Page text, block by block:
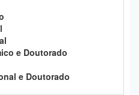
e Doutorado
e Doutorado